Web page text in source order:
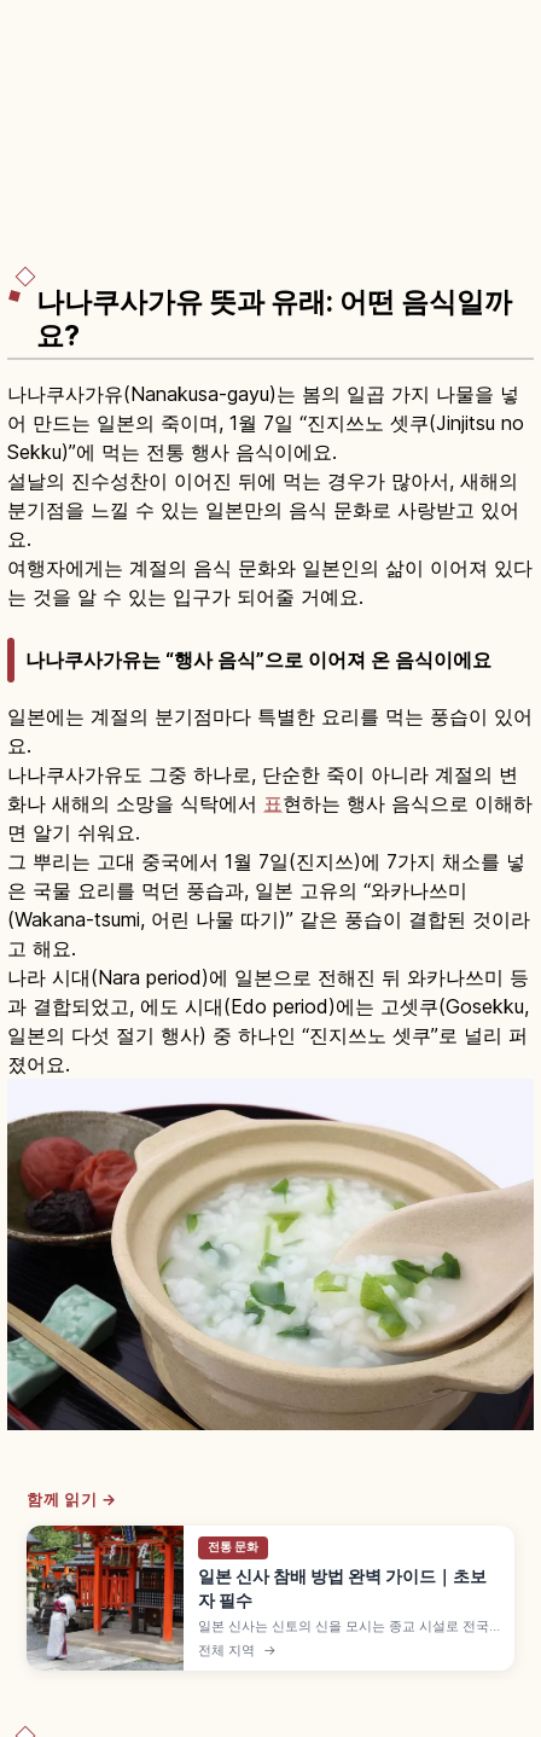
나나쿠사가유 뜻과 유래: 어떤 음식일까
요?
나나쿠사가유(Nanakusa-gayu)는 봄의 일곱 가지 나물을 넣
어 만드는 일본의 죽이며, 1월 7일 “진지쓰노 셋쿠(Jinjitsu no
Sekku)”에 먹는 전통 행사 음식이에요.
설날의 진수성찬이 이어진 뒤에 먹는 경우가 많아서, 새해의
분기점을 느낄 수 있는 일본만의 음식 문화로 사랑받고 있어
요.
여행자에게는 계절의 음식 문화와 일본인의 삶이 이어져 있다
는 것을 알 수 있는 입구가 되어줄 거예요.
나나쿠사가유는 “행사 음식”으로 이어져 온 음식이에요
일본에는 계절의 분기점마다 특별한 요리를 먹는 풍습이 있어
요.
나나쿠사가유도 그중 하나로, 단순한 죽이 아니라 계절의 변
화나 새해의 소망을 식탁에서 표현하는 행사 음식으로 이해하
면 알기 쉬워요.
그 뿌리는 고대 중국에서 1월 7일(진지쓰)에 7가지 채소를 넣
은 국물 요리를 먹던 풍습과, 일본 고유의 “와카나쓰미
(Wakana-tsumi, 어린 나물 따기)” 같은 풍습이 결합된 것이라
고 해요.
나라 시대(Nara period)에 일본으로 전해진 뒤 와카나쓰미 등
과 결합되었고, 에도 시대(Edo period)에는 고셋쿠(Gosekku,
일본의 다섯 절기 행사) 중 하나인 “진지쓰노 셋쿠”로 널리 퍼
졌어요.
함께 읽기 →
전통 문화
일본 신사 참배 방법 완벽 가이드｜초보
자 필수
일본 신사는 신토의 신을 모시는 종교 시설로 전국
에 약 8만 곳이 있으며, 입구의 도리이가 절과 구분
되는 가장 알기 쉬운 특징입니다. 데미즈야 손 씻는
전체 지역 →